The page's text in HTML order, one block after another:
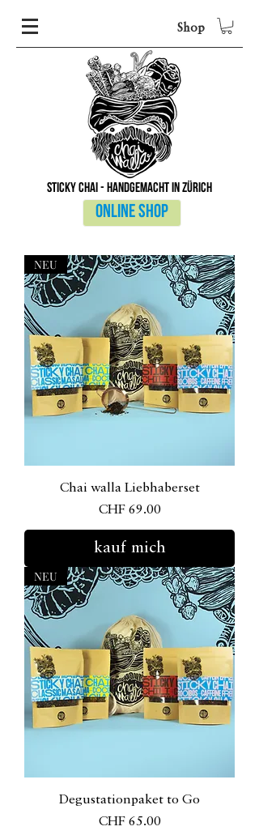
sticky chai - handgemacht in Zürich
Shop
Online shop
NEU
Chai walla Liebhaberset
Preis
CHF 69.00
kauf mich
NEU
Degustationpaket to Go
Preis
CHF 65.00